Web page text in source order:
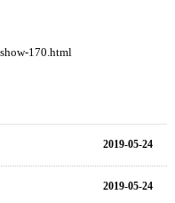
170.html
2019-05-24
2019-05-24